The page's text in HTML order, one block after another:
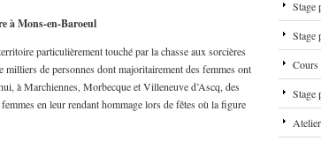
à Mons-en-Baroeul
particulièrement touché par la chasse aux sorcières
de personnes dont majoritairement des femmes ont
à Marchiennes, Morbecque et Villeneuve d’Ascq, des
en leur rendant hommage lors de fêtes où la figure
Stage
Stage
Cours
Stage